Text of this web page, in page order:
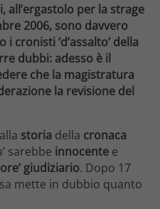
all’ergastolo per la strage
2006, sono davvero
cronisti ‘d’assalto’ della
dubbi: adesso è il
che la magistratura
la revisione del
storia della cronaca
sarebbe innocente e
giudiziario. Dopo 17
mette in dubbio quanto